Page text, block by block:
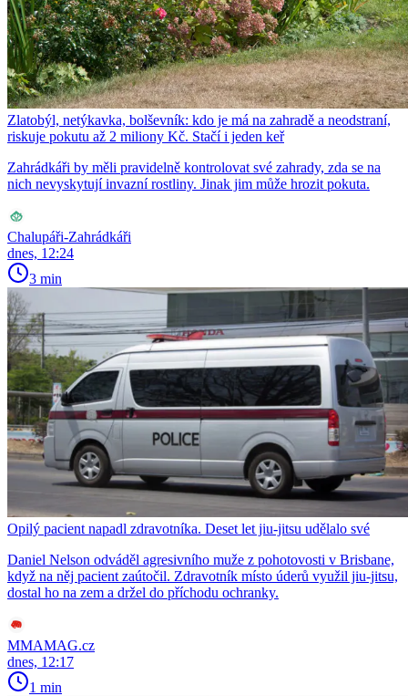
Zlatobýl, netýkavka, bolševník: kdo je má na zahradě a neodstraní,
riskuje pokutu až 2 miliony Kč. Stačí i jeden keř
Zahrádkáři by měli pravidelně kontrolovat své zahrady, zda se na
nich nevyskytují invazní rostliny. Jinak jim může hrozit pokuta.
Chalupáři-Zahrádkáři
dnes, 12:24
3 min
Opilý pacient napadl zdravotníka. Deset let jiu-jitsu udělalo své
Daniel Nelson odváděl agresivního muže z pohotovosti v Brisbane,
když na něj pacient zaútočil. Zdravotník místo úderů využil jiu-jitsu,
dostal ho na zem a držel do příchodu ochranky.
MMAMAG.cz
dnes, 12:17
1 min